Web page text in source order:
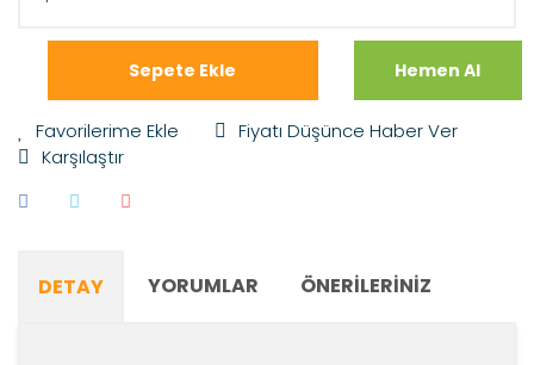
Sepete Ekle Hemen Al
Fiyatı Düşünce Haber Ver
Karşılaştır
DETAY YORUMLAR ÖNERILERINIZ